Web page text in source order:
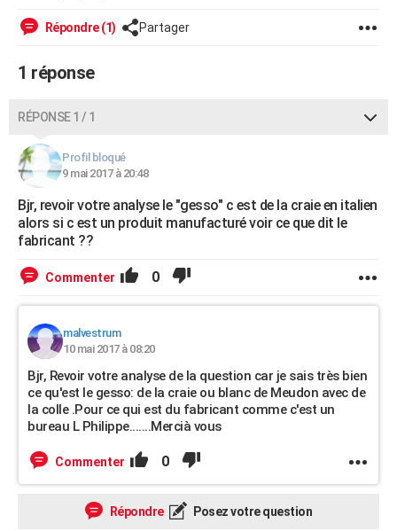
Art de vivre
Bien-être
Loisirs
Mode
Modes de vie
SANTE
BONS PLANS
CARTE DE VOEUX
Carte de Noël
Carte Bonne année
Carte Saint-Valentin
Carte Pâques
Carte d'anniversaire
DICTIONNAIRE
Dictionnaire
Biographies
Citations
Expressions
Proverbes
PROGRAMME TV
COPAINS D'AVANT
S'inscrire
Se connecter
Lycées
Collèges
Primaires
Universités
Entreprises
Service militaire
Avis de recherche
AVIS DE DÉCÈS
FORUM
Bricolage
Lifestyle
Culture
Sport
Auto
Television
Voyage
Cinema
Répondre (1) Partager
1 réponse
RÉPONSE 1 / 1
Profil bloqué
9 mai 2017 à 20:48
Bjr, revoir votre analyse le "gesso" c est de la craie en italien
alors si c est un produit manufacturé voir ce que dit le
fabricant ??
Commenter 0
malvestrum
10 mai 2017 à 08:20
Bjr, Revoir votre analyse de la question car je sais très bien
ce qu'est le gesso: de la craie ou blanc de Meudon avec de
la colle .Pour ce qui est du fabricant comme c'est un
bureau L Philippe.......Mercià vous
Commenter 0
Répondre Posez votre question